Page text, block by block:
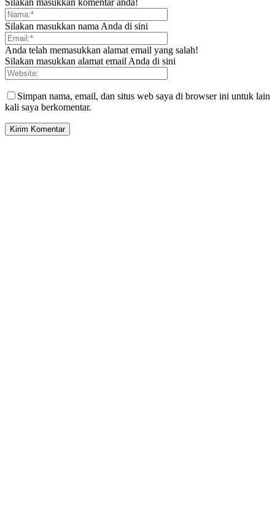
Silakan masukkan komentar anda!
Silakan masukkan nama Anda di sini
Anda telah memasukkan alamat email yang salah!
Silakan masukkan alamat email Anda di sini
Simpan nama, email, dan situs web saya di browser ini untuk lain
kali saya berkomentar.